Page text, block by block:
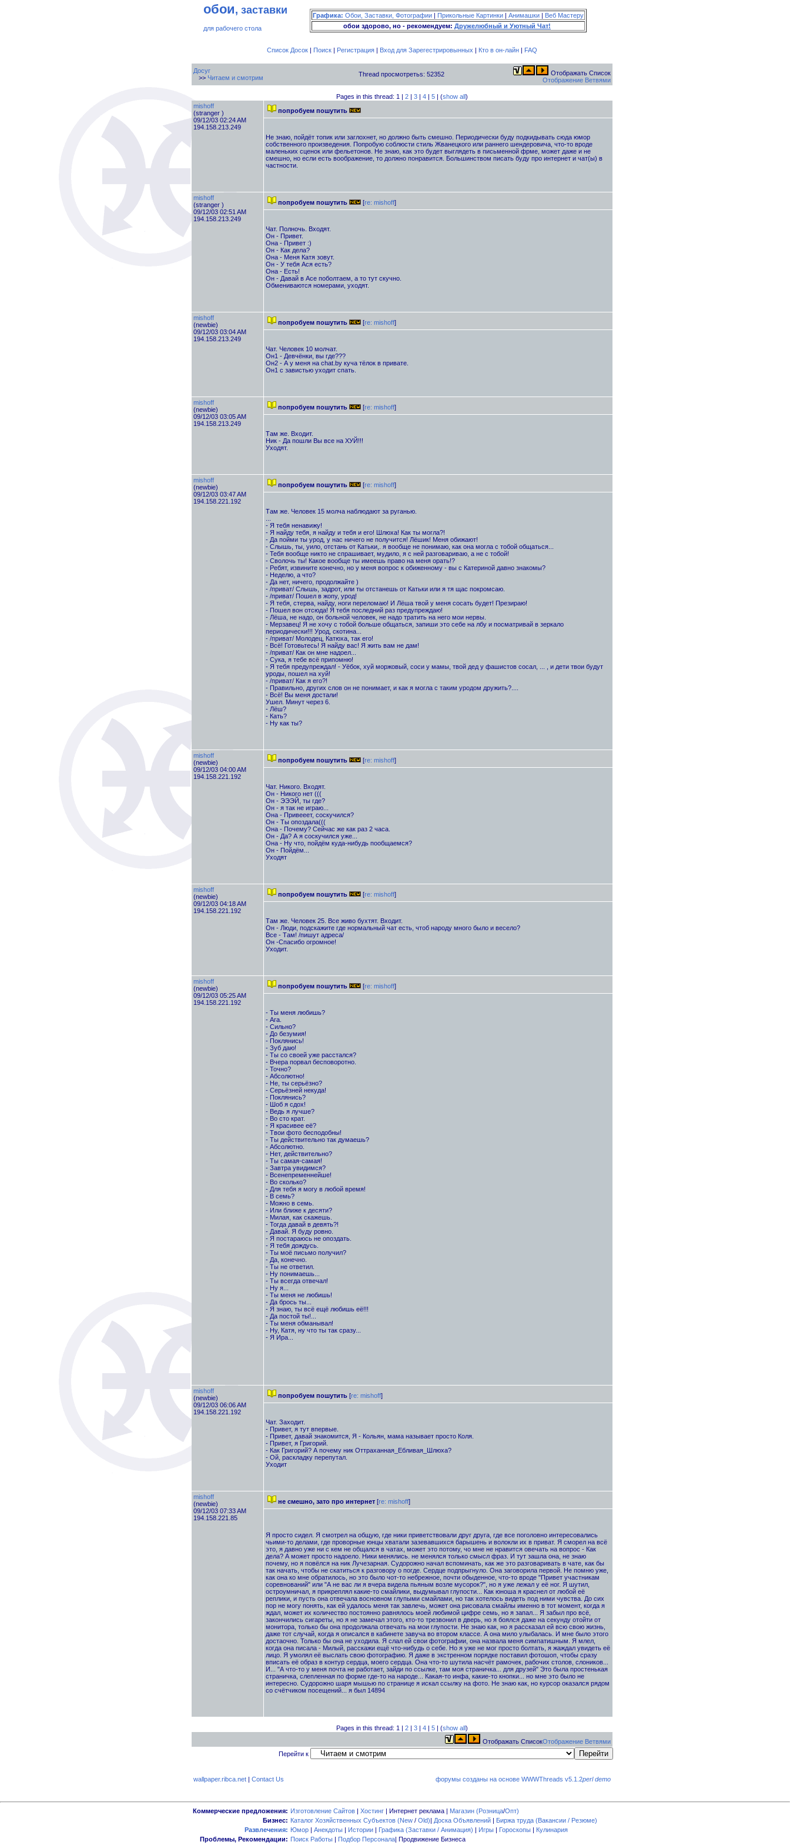
обои, заставки
для рабочего стола
Графика: Обои, Заставки, Фотографии | Прикольные Картинки | Анимашки | Веб Мастеру
обои здорово, но - рекомендуем: Дружелюбный и Уютный Чат!
Список Досок| Поиск| Регистрация| Вход для Зарегестрировынных | Кто в он-лайн| FAQ
Досуг
>> Читаем и смотрим Thread просмотретьs: 52352
Отображать Список
Отображение Ветвями
Pages in this thread: 1 | 2| 3| 4| 5| (show all)
mishoff
(stranger )
09/12/03 02:24 AM
194.158.213.249
попробуем пошутить
Не знаю, пойдёт топик или заглохнет, но должно быть смешно. Периодически буду подкидывать сюда юмор
собственного произведения. Попробую соблюсти стиль Жванецкого или раннего шендеровича, что-то вроде
маленьких сценок или фельетонов. Не знаю, как это будет выглядеть в письменной фрме, может даже и не
смешно, но если есть воображение, то должно понравится. Большинством писать буду про интернет и чат(ы) в
частности.
mishoff
(stranger )
09/12/03 02:51 AM
194.158.213.249
попробуем пошутить [re: mishoff]
Чат. Полночь. Входят.
Он - Привет.
Она - Привет :)
Он - Как дела?
Она - Меня Катя зовут.
Он - У тебя Ася есть?
Она - Есть!
Он - Давай в Асе поболтаем, а то тут скучно.
Обмениваются номерами, уходят.
mishoff
(newbie)
09/12/03 03:04 AM
194.158.213.249
попробуем пошутить [re: mishoff]
Чат. Человек 10 молчат.
Он1 - Девчёнки, вы где???
Он2 - А у меня на chat.by куча тёлок в привате.
Он1 с завистью уходит спать.
mishoff
(newbie)
09/12/03 03:05 AM
194.158.213.249
попробуем пошутить [re: mishoff]
Там же. Входит.
Ник - Да пошли Вы все на ХУЙ!!!
Уходят.
mishoff
(newbie)
09/12/03 03:47 AM
194.158.221.192
попробуем пошутить [re: mishoff]
Там же. Человек 15 молча наблюдают за руганью.
- Я тебя ненавижу!
- Я найду тебя, я найду и тебя и его! Шлюха! Как ты могла?!
- Да пойми ты урод, у нас ничего не получится! Лёшик! Меня обижают!
- Слышь, ты, уило, отстань от Катьки,. я вообще не понимаю, как она могла с тобой общаться...
- Тебя вообще никто не спрашивает, мудило, я с ней разговариваю, а не с тобой!
- Сволочь ты! Какое вообще ты имеешь право на меня орать!?
- Ребят, извините конечно, но у меня вопрос к обиженному - вы с Катериной давно знакомы?
- Неделю, а что?
- Да нет, ничего, продолжайте )
- /приват/ Слышь, задрот, или ты отстанешь от Катьки или я тя щас покромсаю.
- /приват/ Пошел в жопу, урод!
- Я тебя, стерва, найду, ноги переломаю! И Лёша твой у меня сосать будет! Презираю!
- Пошел вон отсюда! Я тебя последний раз предупреждаю!
- Лёша, не надо, он больной человек, не надо тратить на него мои нервы.
- Мерзавец! Я не хочу с тобой больше общаться, запиши это себе на лбу и посматривай в зеркало
периодически!!! Урод, скотина...
- /приват/ Молодец, Катюха, так его!
- Всё! Готовьтесь! Я найду вас! Я жить вам не дам!
- /приват/ Как он мне надоел...
- Сука, я тебе всё припомню!
- Я тебя предупреждал! - Уёбок, хуй моржовый, соси у мамы, твой дед у фашистов сосал, ... , и дети твои будут
уроды, пошел на хуй!
- /приват/ Как я его?!
- Правильно, других слов он не понимает, и как я могла с таким уродом дружить?....
- Всё! Вы меня достали!
Ушел. Минут через 6.
- Лёш?
- Кать?
- Ну как ты?
mishoff
(newbie)
09/12/03 04:00 AM
194.158.221.192
попробуем пошутить [re: mishoff]
Чат. Никого. Входят.
Он - Никого нет (((
Он - ЭЭЭЙ, ты где?
Он - я так не играю...
Она - Привееет, соскучился?
Он - Ты опоздала(((
Она - Почему? Сейчас же как раз 2 часа.
Он - Да? А я соскучился уже...
Она - Ну что, пойдём куда-нибудь пообщаемся?
Он - Пойдём...
Уходят
mishoff
(newbie)
09/12/03 04:18 AM
194.158.221.192
попробуем пошутить [re: mishoff]
Там же. Человек 25. Все живо бухтят. Входит.
Он - Люди, подскажите где нормальный чат есть, чтоб народу много было и весело?
Все - Там! /пишут адреса/
Он -Спасибо огромное!
Уходит.
mishoff
(newbie)
09/12/03 05:25 AM
194.158.221.192
попробуем пошутить [re: mishoff]
- Ты меня любишь?
- Ага.
- Сильно?
- До безумия!
- Поклянись!
- Зуб даю!
- Ты со своей уже расстался?
- Вчера порвал бесповоротно.
- Точно?
- Абсолютно!
- Не, ты серьёзно?
- Серьёзней некуда!
- Поклянись?
- Шоб я сдох!
- Ведь я лучше?
- Во сто крат.
- Я красивее её?
- Твои фото бесподобны!
- Ты действительно так думаешь?
- Абсолютно.
- Нет, действительно?
- Ты самая-самая!
- Завтра увидимся?
- Всенепременнейше!
- Во сколько?
- Для тебя я могу в любой время!
- В семь?
- Можно в семь.
- Или ближе к десяти?
- Милая, как скажешь.
- Тогда давай в девять?!
- Давай. Я буду ровно.
- Я постараюсь не опоздать.
- Я тебя дождусь.
- Ты моё письмо получил?
- Да, конечно.
- Ты не ответил.
- Ну понимаешь...
- Ты всегда отвечал!
- Ну я...
- Ты меня не любишь!
- Да брось ты...
- Я знаю, ты всё ещё любишь её!!!
- Да постой ты!...
- Ты меня обманывал!
- Ну, Катя, ну что ты так сразу...
- Я Ира...
mishoff
(newbie)
09/12/03 06:06 AM
194.158.221.192
попробуем пошутить [re: mishoff]
Чат. Заходит.
- Привет, я тут впервые.
- Привет, давай знакомится, Я - Кольян, мама называет просто Коля.
- Привет, я Григорий.
- Как Григорий? А почему ник Оттраханная_Ебливая_Шлюха?
- Ой, раскладку перепутал.
Уходит
mishoff
(newbie)
09/12/03 07:33 AM
194.158.221.85
не смешно, зато про интернет [re: mishoff]
Я просто сидел. Я смотрел на общую, где ники приветствовали друг друга, где все поголовно интересовались
чьими-то делами, где проворные юнцы хватали зазевавшихся барышень и волокли их в приват. Я сморел на всё
это, я давно уже ни с кем не общался в чатах, может это потому, чо мне не нравится овечать на вопрос - Как
дела? А может просто надоело. Ники менялись. не менялся только смысл фраз. И тут зашла она, не знаю
почему, но я повёлся на ник Лучезарная. Судорожно начал вспоминать, как же это разговаривать в чате, как бы
так начать, чтобы не скатиться к разговору о погде. Сердце подпрыгнуло. Она заговорила первой. Не помню уже,
как она ко мне обратилось, но это было чот-то небрежное, почти обыденное, что-то вроде "Привет участникам
соревнований" или "А не вас ли я вчера видела пьяным возле мусорок?", но я уже лежал у её ног. Я шутил,
остроумничал, я прикреплял какие-то смайлики, выдумывал глупости... Как юноша я краснел от любой её
реплики, и пусть она отвечала восновном глупыми смайлами, но так хотелось видеть под ними чувства. До сих
пор не могу понять, как ей удалось меня так завлечь, может она рисовала смайлы именно в тот момент, когда я
ждал, может их количество постоянно равнялось моей любимой цифре семь, но я запал... Я забыл про всё,
закончились сигареты, но я не замечал этого, кто-то трезвонил в дверь, но я боялся даже на секунду отойти от
монитора, только бы она продолжала отвечать на мои глупости. Не знаю как, но я рассказал ей всю свою жизнь,
даже тот случай, когда я описался в кабинете завуча во втором классе. А она мило улыбалась. И мне было этого
достаочно. Только бы она не уходила. Я слал ей свои фотографии, она назвала меня симпатишным. Я млел,
когда она писала - Милый, расскажи ещё что-нибудь о себе. Но я уже не мог просто болтать, я жаждал увидеть её
лицо. Я умолял её выслать свою фотографию. Я даже в экстренном порядке поставил фотошоп, чтобы сразу
вписать её образ в контур сердца, моего сердца. Она что-то шутила насчёт рамочек, рабочих столов, слоников...
И... "А что-то у меня почта не работает, зайди по ссылке, там моя страничка... для друзей" Это была простенькая
страничка, слепленная по форме где-то на народе... Какая-то инфа, какие-то кнопки... но мне это было не
интересно. Судорожно шаря мышью по странице я искал ссылку на фото. Не знаю как, но курсор оказался рядом
со счётчиком посещений... я был 14894
Pages in this thread: 1 | 2| 3| 4| 5| (show all)
Отображать СписокОтображение Ветвями
Перейти к
wallpaper.ribca.net| Contact Us форумы созданы на основе WWWThreads v5.1.2perl demo
Коммерческие предложения: Изготовление Сайтов | Хостинг | Интернет реклама | Магазин (Розница/Опт)
Бизнес: Каталог Хозяйственных Субъектов (New / Old)| Доска Объявлений | Биржа труда (Вакансии / Резюме)
Развлечения: Юмор | Анекдоты | Истории | Графика (Заставки / Анимация) | Игры | Гороскопы | Кулинария
Проблемы, Рекомендации: Поиск Работы | Подбор Персонала| Продвижение Бизнеса